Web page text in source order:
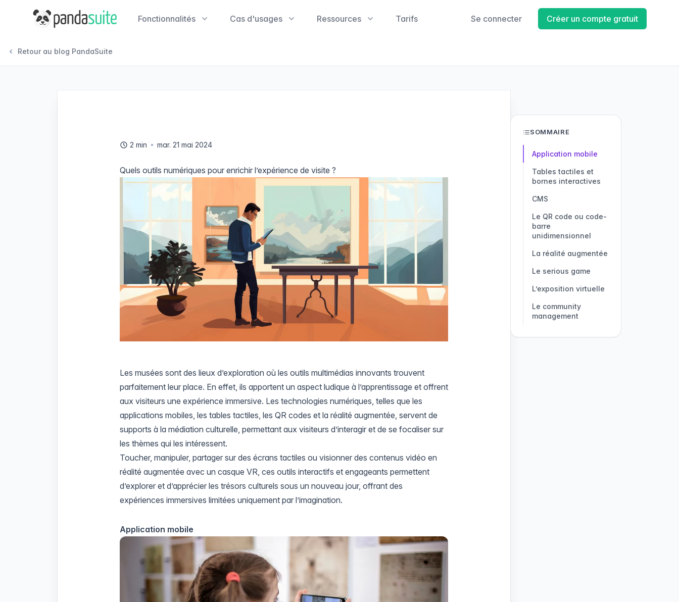
PandaSuite Fonctionnalités Cas d'usages Ressources Tarifs Se connecter Créer un compte gratuit
Retour au blog PandaSuite
2 min mar. 21 mai 2024
Quels outils numériques pour enrichir l’expérience de visite ?
Les musées sont des lieux d’exploration où les outils multimédias innovants trouvent
parfaitement leur place. En effet, ils apportent un aspect ludique à l’apprentissage et offrent
aux visiteurs une expérience immersive. Les technologies numériques, telles que les
applications mobiles, les tables tactiles, les QR codes et la réalité augmentée, servent de
supports à la médiation culturelle, permettant aux visiteurs d’interagir et de se focaliser sur
les thèmes qui les intéressent.
Toucher, manipuler, partager sur des écrans tactiles ou visionner des contenus vidéo en
réalité augmentée avec un casque VR, ces outils interactifs et engageants permettent
d’explorer et d’apprécier les trésors culturels sous un nouveau jour, offrant des
expériences immersives limitées uniquement par l’imagination.
Application mobile
SOMMAIRE
Application mobile
Tables tactiles et
bornes interactives
CMS
Le QR code ou code-
barre
unidimensionnel
La réalité augmentée
Le serious game
L’exposition virtuelle
Le community
management